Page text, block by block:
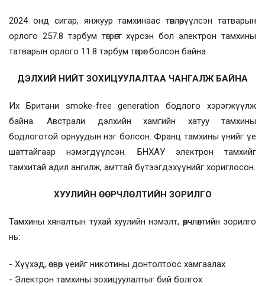
2024 онд сигар, янжуур тамхинаас төвлөрүүлсэн татварын
орлого 257.8 тэрбум төгрөгт хүрсэн бол электрон тамхины
татварын орлого 11.8 тэрбум төгрөг болсон байна.
ДЭЛХИЙ НИЙТ ЗОХИЦУУЛАЛТАА ЧАНГАЛЖ БАЙНА
Их Британи smoke-free generation бодлого хэрэгжүүлж
байна. Австрали дэлхийн хамгийн хатуу тамхины
бодлоготой орнуудын нэг болсон. Франц тамхины үнийг үе
шаттайгаар нэмэгдүүлсэн. БНХАУ электрон тамхийг
тамхитай адил ангилж, амттай бүтээгдэхүүнийг хориглосон.
ХУУЛИЙН ӨӨРЧЛӨЛТИЙН ЗОРИЛГО
Тамхины хяналтын тухай хуулийн нэмэлт, өөрчлөлтийн зорилго
нь:
- Хүүхэд, өсвөр үеийг никотины донтолтоос хамгаалах
- Электрон тамхины зохицуулалтыг бий болгох